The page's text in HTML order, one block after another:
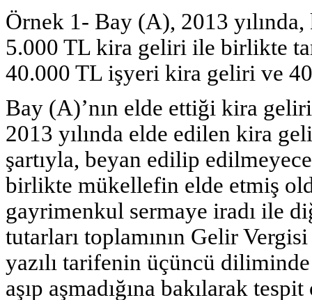
Örnek 1- Bay (A), 2013
5.000 TL kira geliri ile birlikte
40.000 TL işyeri kira geliri ve
Bay (A)’nın elde ettiği kira
2013 yılında elde edilen kira
şartıyla, beyan edilip
birlikte mükellefin elde etmiş
gayrimenkul sermaye iradı ile
tutarları toplamının Gelir
yazılı tarifenin üçüncü
aşıp aşmadığına bakılarak